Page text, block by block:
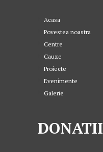
Acasa
Povestea noastra
Centre
Cauze
Proiecte
Evenimente
Galerie
DONATII